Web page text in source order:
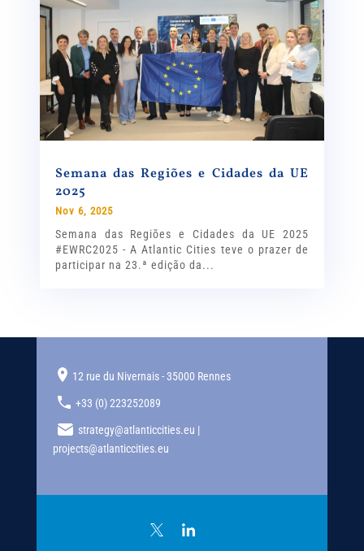
Semana das Regiões e Cidades da UE
2025
Nov 6, 2025
Semana das Regiões e Cidades da UE 2025
#EWRC2025 - A Atlantic Cities teve o prazer de
participar na 23.ª edição da...
12 rue du Nivernais - 35000 Rennes
+33 (0) 223252089
strategy@atlanticcities.eu |
projects@atlanticcities.eu